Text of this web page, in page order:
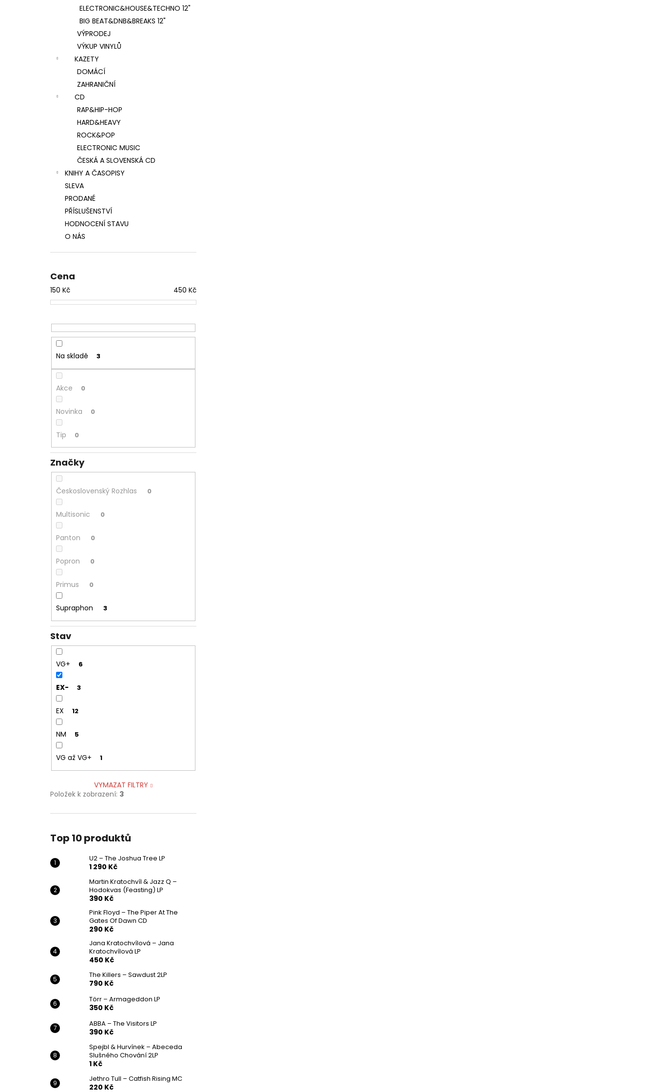
ELECTRONIC&HOUSE&TECHNO 12"
BIG BEAT&DNB&BREAKS 12"
VÝPRODEJ
VÝKUP VINYLŮ
KAZETY
DOMÁCÍ
ZAHRANIČNÍ
CD
RAP&HIP-HOP
HARD&HEAVY
ROCK&POP
ELECTRONIC MUSIC
ČESKÁ A SLOVENSKÁ CD
KNIHY A ČASOPISY
SLEVA
PRODANÉ
PŘÍSLUŠENSTVÍ
HODNOCENÍ STAVU
O NÁS
Cena
150 Kč 450 Kč
Na skladě 3
Akce 0
Novinka 0
Tip 0
Značky
Československý Rozhlas 0
Multisonic 0
Panton 0
Popron 0
Primus 0
Supraphon 3
Stav
VG+ 6
EX- 3
EX 12
NM 5
VG až VG+ 1
VYMAZAT FILTRY
Položek k zobrazení: 3
Top 10 produktů
U2 – The Joshua Tree LP
1 290 Kč
Martin Kratochvíl & Jazz Q ‎–
Hodokvas (Feasting) LP
390 Kč
Pink Floyd – The Piper At The
Gates Of Dawn CD
290 Kč
Jana Kratochvílová – Jana
Kratochvílová LP
450 Kč
The Killers – Sawdust 2LP
790 Kč
Törr – Armageddon LP
350 Kč
ABBA – The Visitors LP
390 Kč
Spejbl & Hurvínek – Abeceda
Slušného Chování 2LP
1 Kč
Jethro Tull – Catfish Rising MC
220 Kč